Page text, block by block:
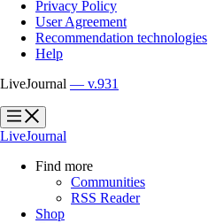
Privacy Policy
User Agreement
Recommendation technologies
Help
LiveJournal — v.931
?
?
LiveJournal
Find more
Communities
RSS Reader
Shop